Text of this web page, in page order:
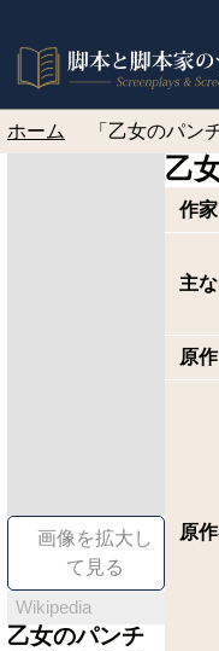
ホーム 「乙女のパン
画像を拡大し
て見る
Wikipedia
乙女のパンチ
乙
作家
主
原作
原